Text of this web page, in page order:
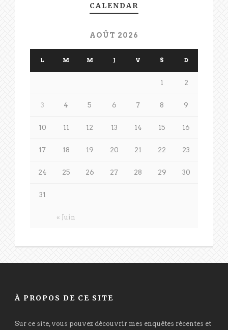
CALENDAR
AOÛT 2026
L M M J V S D
« Juin
1 2
3 4 5 6 7 8 9
10 11 12 13 14 15 16
17 18 19 20 21 22 23
24 25 26 27 28 29 30
31
À PROPOS DE CE SITE
Sur ce site, vous pouvez découvrir mes enquêtes récentes et